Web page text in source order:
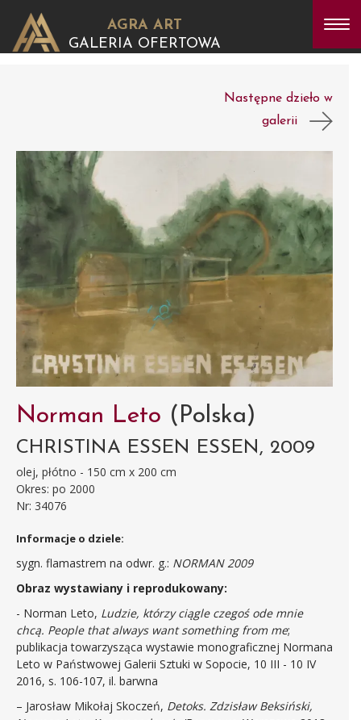
AGRA ART
GALERIA OFERTOWA
Następne dzieło w
galerii
Norman Leto (Polska)
CHRISTINA ESSEN ESSEN, 2009
olej, płótno - 150 cm x 200 cm
Okres: po 2000
Nr: 34076
Informacje o dziele:
sygn. flamastrem na odwr. g.: NORMAN 2009
Obraz wystawiany i reprodukowany:
- Norman Leto, Ludzie, którzy ciągle czegoś ode mnie
chcą. People that always want something from me;
publikacja towarzysząca wystawie monograficznej Normana
Leto w Państwowej Galerii Sztuki w Sopocie, 10 III - 10 IV
2016, s. 106-107, il. barwna
– Jarosław Mikołaj Skoczeń, Detoks. Zdzisław Beksiński,